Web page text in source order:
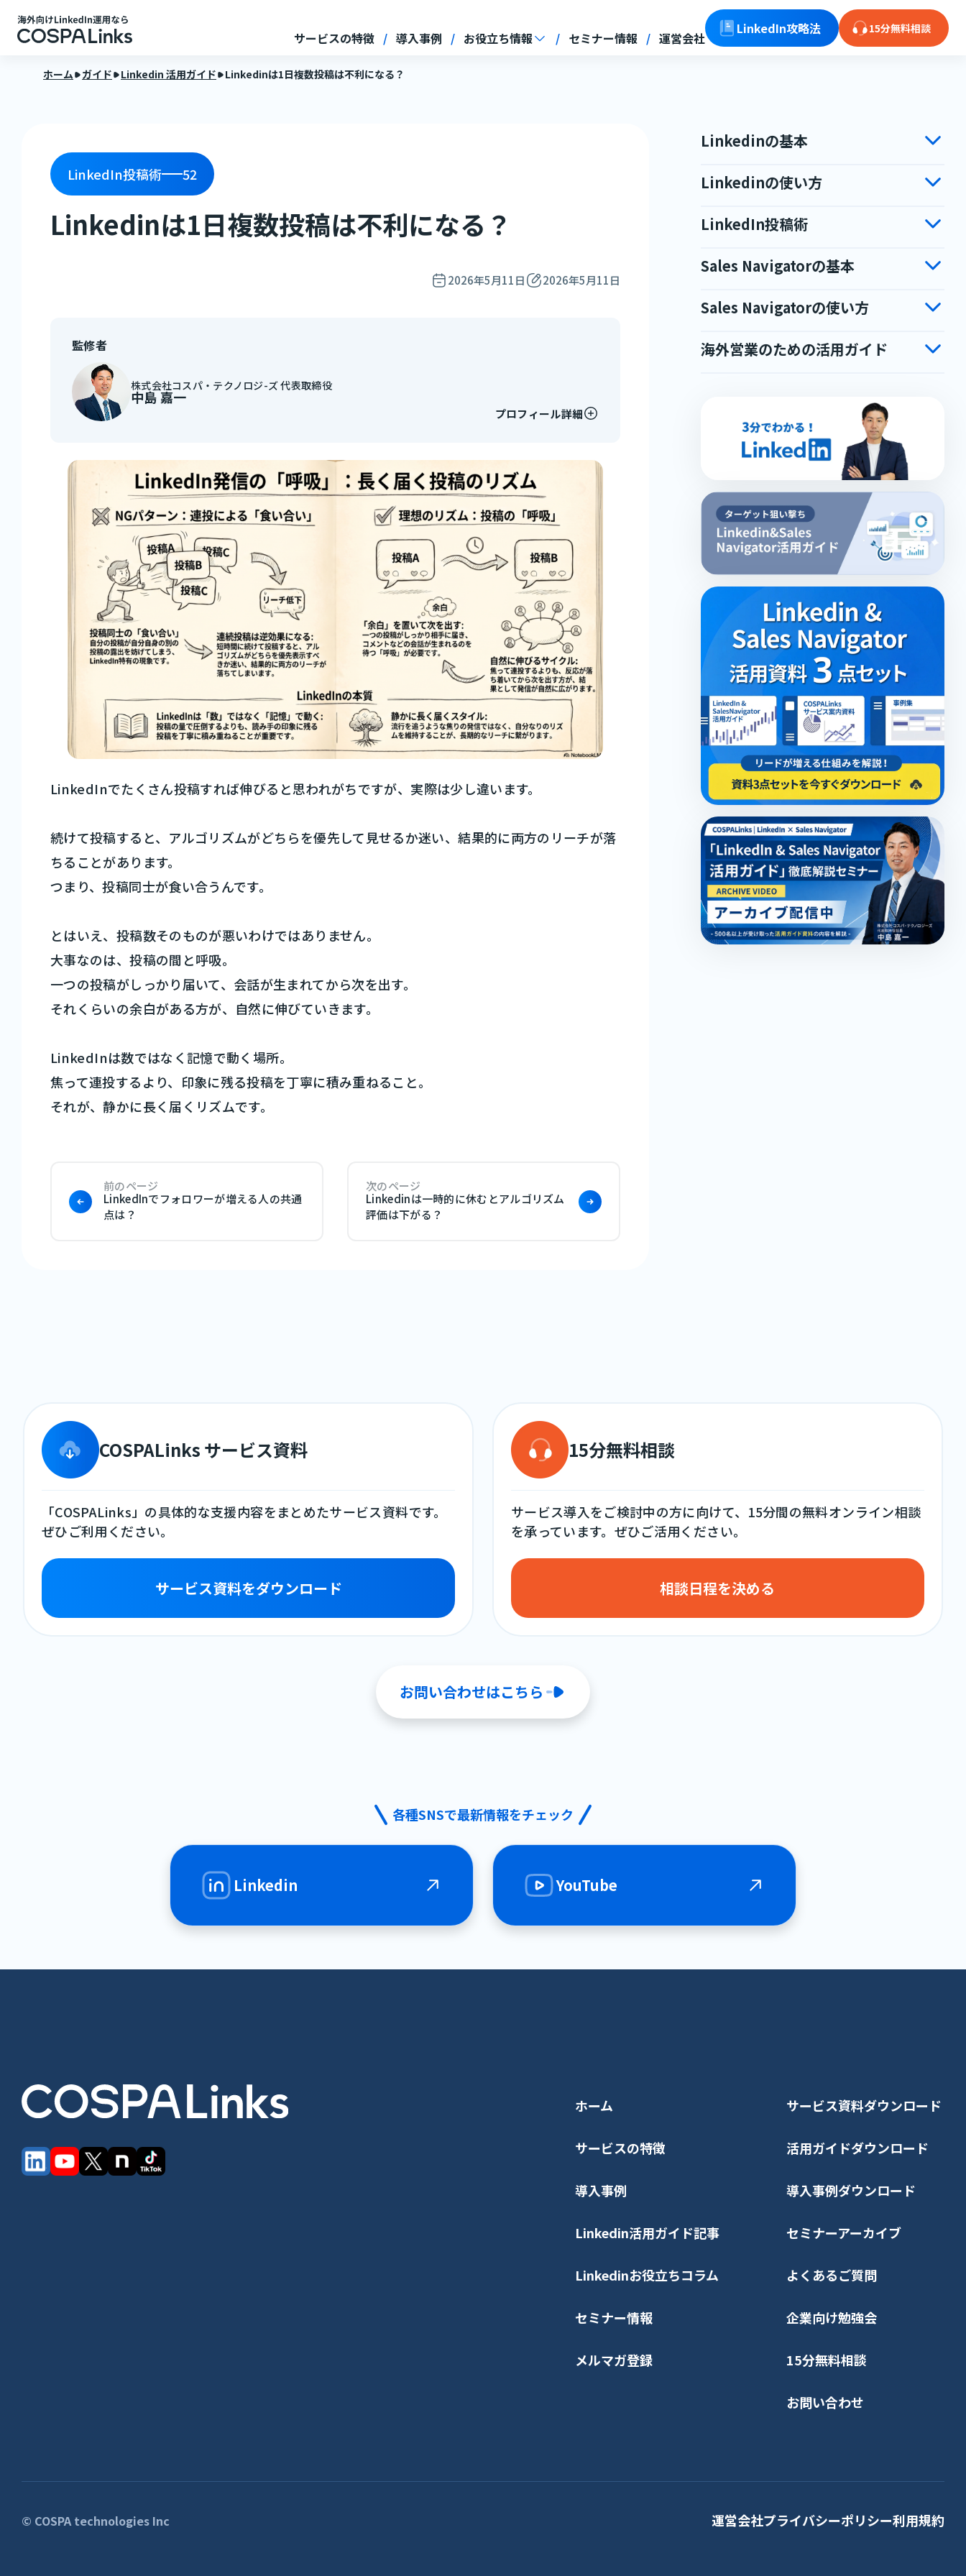
サービスの特徴 導入事例 お役立ち情報 セミナー情報 運営会社
LinkedIn攻略法 15分無料相談
ホーム ガイド Linkedin 活用ガイド Linkedinは1日複数投稿は不利になる？
LinkedIn投稿術 52
Linkedinは1日複数投稿は不利になる？
2026年5月11日 2026年5月11日
監修者
株式会社コスパ・テクノロジ-ズ 代表取締役
中島 嘉一
プロフィール詳細
LinkedInでたくさん投稿すれば伸びると思われがちですが、実際は少し違います。
続けて投稿すると、アルゴリズムがどちらを優先して見せるか迷い、結果的に両方のリーチが落
ちることがあります。
つまり、投稿同士が食い合うんです。
とはいえ、投稿数そのものが悪いわけではありません。
大事なのは、投稿の間と呼吸。
一つの投稿がしっかり届いて、会話が生まれてから次を出す。
それくらいの余白がある方が、自然に伸びていきます。
LinkedInは数ではなく記憶で動く場所。
焦って連投するより、印象に残る投稿を丁寧に積み重ねること。
それが、静かに長く届くリズムです。
前のページ
LinkedInでフォロワーが増える人の共通
点は？
次のページ
Linkedinは一時的に休むとアルゴリズム
評価は下がる？
Linkedinの基本
Linkedinの使い方
LinkedIn投稿術
Sales Navigatorの基本
Sales Navigatorの使い方
海外営業のための活用ガイド
COSPALinks サービス資料
「COSPALinks」の具体的な支援内容をまとめたサービス資料です。
ぜひご利用ください。
サービス資料をダウンロード
15分無料相談
サービス導入をご検討中の方に向けて、15分間の無料オンライン相談
を承っています。ぜひご活用ください。
相談日程を決める
お問い合わせはこちら
各種SNSで最新情報をチェック
Linkedin YouTube
ホーム サービス資料ダウンロード
サービスの特徴 活用ガイドダウンロード
導入事例 導入事例ダウンロード
Linkedin活用ガイド記事 セミナーアーカイブ
Linkedinお役立ちコラム よくあるご質問
セミナー情報 企業向け勉強会
メルマガ登録 15分無料相談
お問い合わせ
© COSPA technologies Inc 運営会社プライバシーポリシー利用規約